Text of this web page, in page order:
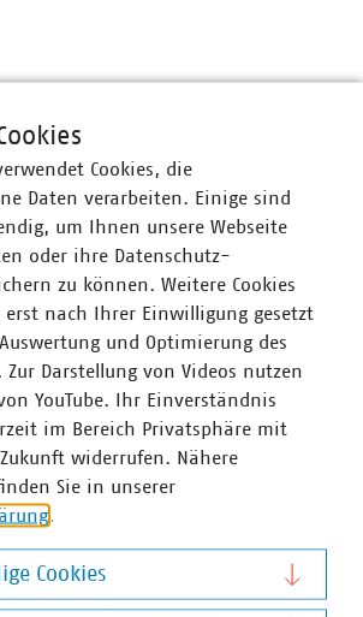
Zum
Cookies, die
Daten verarbeiten. Einige sind
um Ihnen unsere Webseite
oder ihre Datenschutz-
zu können. Weitere Cookies
nach Ihrer Einwilligung gesetzt
und Optimierung des
Zur Darstellung von Videos nutzen
YouTube. Ihr Einverständnis
im Bereich Privatsphäre mit
widerrufen. Nähere
Sie in unserer
.
Cookies